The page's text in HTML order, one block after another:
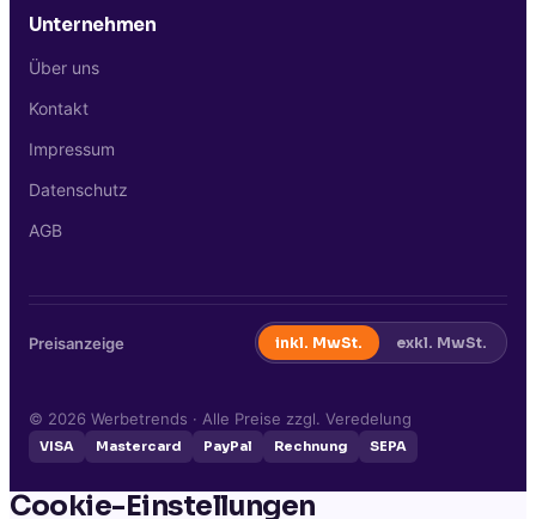
Unternehmen
Über uns
Kontakt
Impressum
Datenschutz
AGB
Preisanzeige inkl. MwSt. exkl. MwSt.
© 2026 Werbetrends · Alle Preise zzgl. Veredelung
VISA Mastercard PayPal Rechnung SEPA
Cookie-Einstellungen